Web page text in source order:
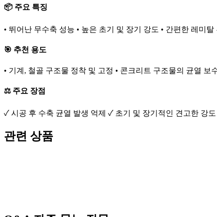
📦 주요 특징
• 뛰어난 무수축 성능 • 높은 초기 및 장기 강도 • 간편한 레미
🎯 추천 용도
• 기계, 철골 구조물 정착 및 고정 • 콘크리트 구조물의 균열 보
⚖️ 주요 장점
✓ 시공 후 수축 균열 발생 억제 ✓ 초기 및 장기적인 견고한 강
관련 상품